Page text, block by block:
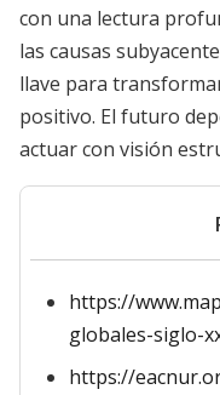
con una lectura
las causas
llave para
positivo. El futuro
actuar con visión
https://
globales-siglo-
https://